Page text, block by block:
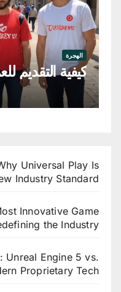
الهجرة
كيفية التقديم
Universal Play Is
Industry Standard
Innovative Game
the Industry
Unreal Engine 5 vs.
Proprietary Tech